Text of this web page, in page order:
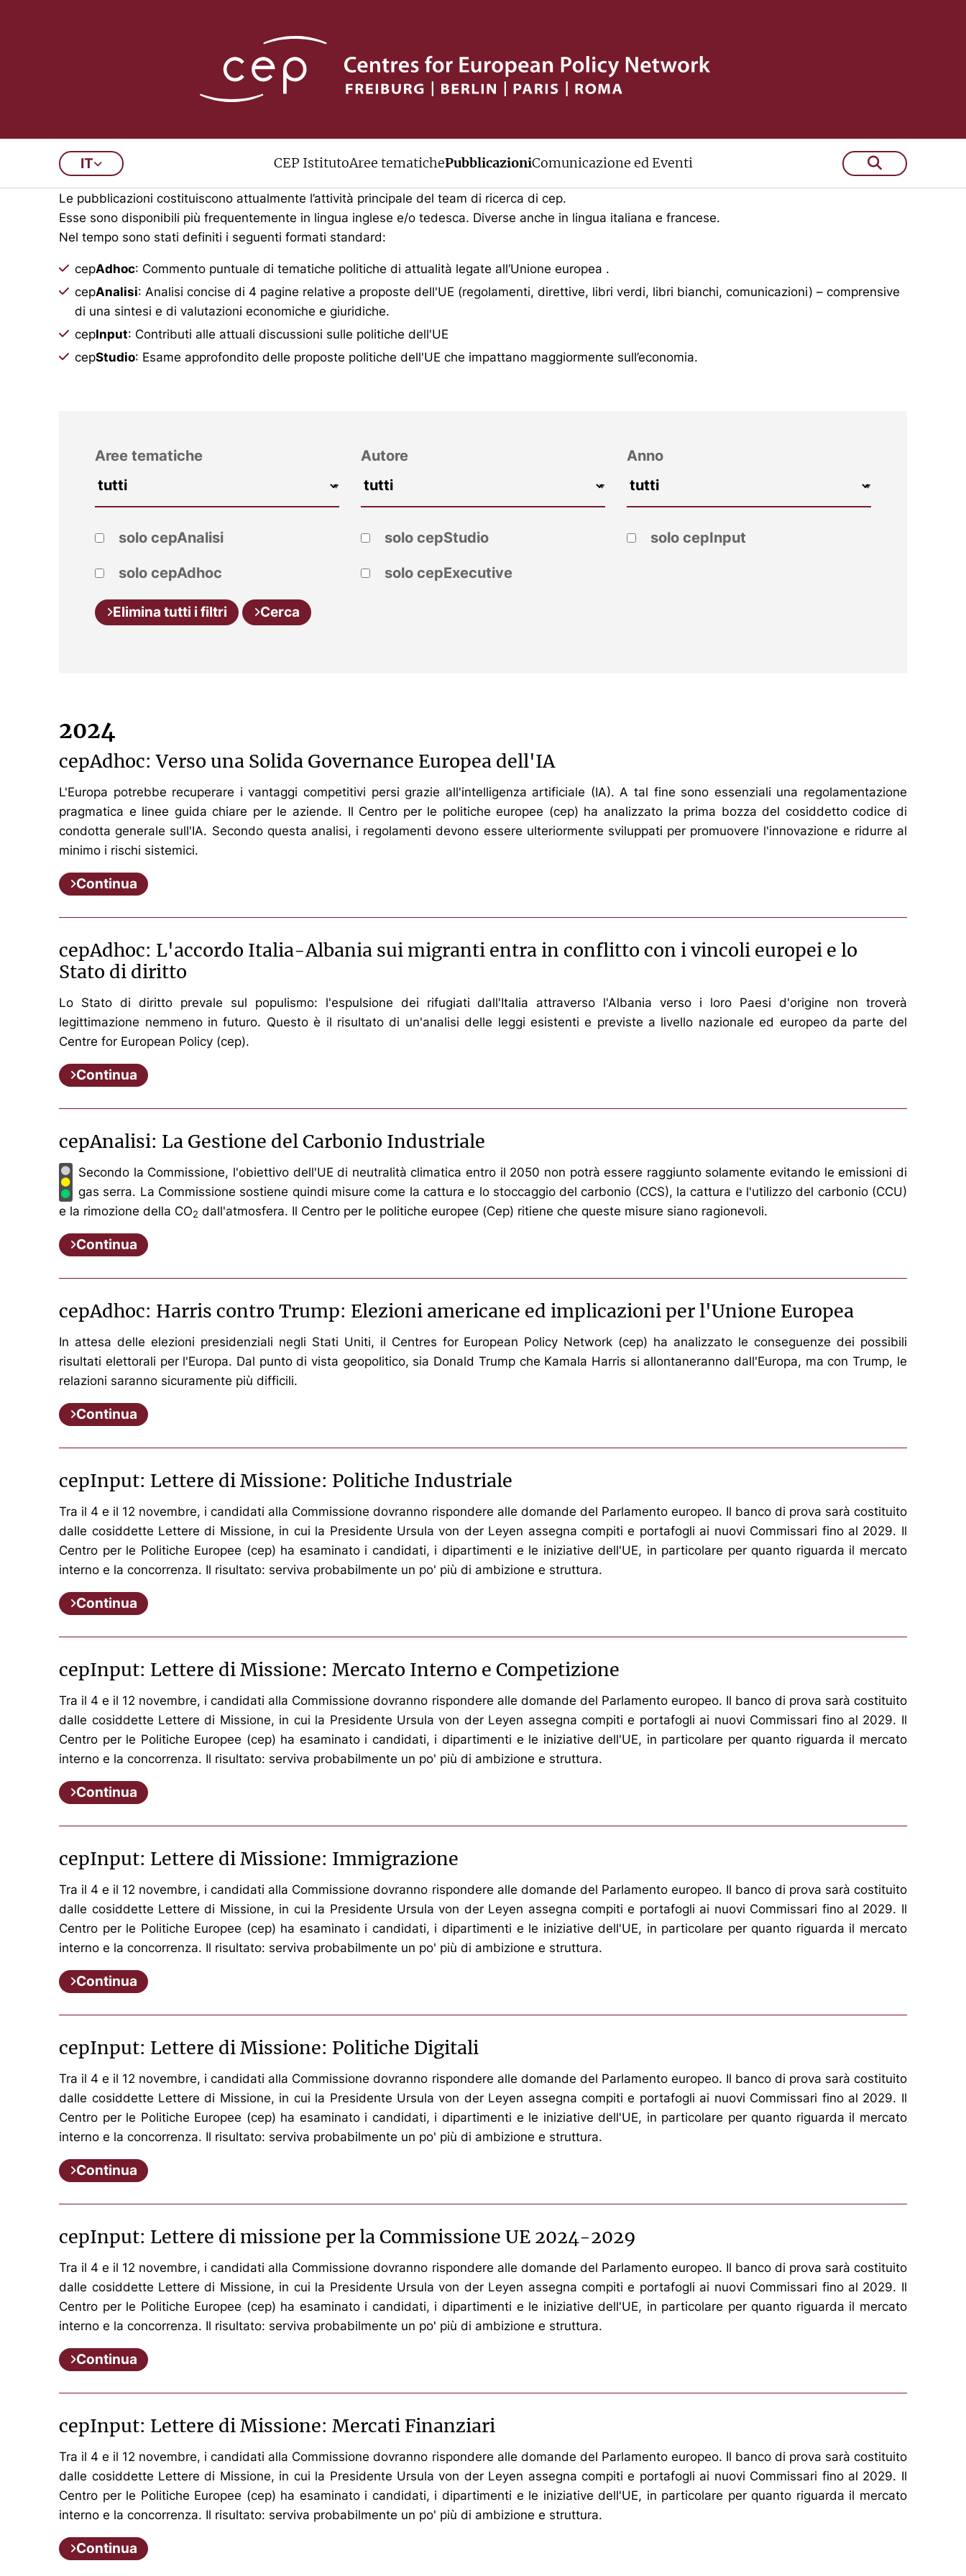
IT CEP IstitutoAree tematichePubblicazioniComunicazione ed Eventi
Archivio delle Pubblicazioni
In questo archivio sono disponibili tutte le pubblicazioni del cep
Le pubblicazioni costituiscono attualmente l’attività principale del team di ricerca di cep.
Esse sono disponibili più frequentemente in lingua inglese e/o tedesca. Diverse anche in lingua italiana e francese.
Nel tempo sono stati definiti i seguenti formati standard:
cepAdhoc: Commento puntuale di tematiche politiche di attualità legate all‘Unione europea .
cepAnalisi: Analisi concise di 4 pagine relative a proposte dell'UE (regolamenti, direttive, libri verdi, libri bianchi, comunicazioni) – comprensive
di una sintesi e di valutazioni economiche e giuridiche.
cepInput: Contributi alle attuali discussioni sulle politiche dell'UE
cepStudio: Esame approfondito delle proposte politiche dell'UE che impattano maggiormente sull’economia.
Aree tematiche Autore Anno
solo cepAnalisi solo cepStudio solo cepInput
solo cepAdhoc solo cepExecutive
Elimina tutti i filtri Cerca
2024
cepAdhoc: Verso una Solida Governance Europea dell'IA
L'Europa potrebbe recuperare i vantaggi competitivi persi grazie all'intelligenza artificiale (IA). A tal fine sono essenziali una regolamentazione
pragmatica e linee guida chiare per le aziende. Il Centro per le politiche europee (cep) ha analizzato la prima bozza del cosiddetto codice di
condotta generale sull'IA. Secondo questa analisi, i regolamenti devono essere ulteriormente sviluppati per promuovere l'innovazione e ridurre al
minimo i rischi sistemici.
Continua
cepAdhoc: L'accordo Italia-Albania sui migranti entra in conflitto con i vincoli europei e lo
Stato di diritto
Lo Stato di diritto prevale sul populismo: l'espulsione dei rifugiati dall'Italia attraverso l'Albania verso i loro Paesi d'origine non troverà
legittimazione nemmeno in futuro. Questo è il risultato di un'analisi delle leggi esistenti e previste a livello nazionale ed europeo da parte del
Centre for European Policy (cep).
Continua
cepAnalisi: La Gestione del Carbonio Industriale
Secondo la Commissione, l'obiettivo dell'UE di neutralità climatica entro il 2050 non potrà essere raggiunto solamente evitando le emissioni di
gas serra. La Commissione sostiene quindi misure come la cattura e lo stoccaggio del carbonio (CCS), la cattura e l'utilizzo del carbonio (CCU)
e la rimozione della CO2 dall'atmosfera. Il Centro per le politiche europee (Cep) ritiene che queste misure siano ragionevoli.
Continua
cepAdhoc: Harris contro Trump: Elezioni americane ed implicazioni per l'Unione Europea
In attesa delle elezioni presidenziali negli Stati Uniti, il Centres for European Policy Network (cep) ha analizzato le conseguenze dei possibili
risultati elettorali per l'Europa. Dal punto di vista geopolitico, sia Donald Trump che Kamala Harris si allontaneranno dall'Europa, ma con Trump, le
relazioni saranno sicuramente più difficili.
Continua
cepInput: Lettere di Missione: Politiche Industriale
Tra il 4 e il 12 novembre, i candidati alla Commissione dovranno rispondere alle domande del Parlamento europeo. Il banco di prova sarà costituito
dalle cosiddette Lettere di Missione, in cui la Presidente Ursula von der Leyen assegna compiti e portafogli ai nuovi Commissari fino al 2029. Il
Centro per le Politiche Europee (cep) ha esaminato i candidati, i dipartimenti e le iniziative dell'UE, in particolare per quanto riguarda il mercato
interno e la concorrenza. Il risultato: serviva probabilmente un po' più di ambizione e struttura.
Continua
cepInput: Lettere di Missione: Mercato Interno e Competizione
Tra il 4 e il 12 novembre, i candidati alla Commissione dovranno rispondere alle domande del Parlamento europeo. Il banco di prova sarà costituito
dalle cosiddette Lettere di Missione, in cui la Presidente Ursula von der Leyen assegna compiti e portafogli ai nuovi Commissari fino al 2029. Il
Centro per le Politiche Europee (cep) ha esaminato i candidati, i dipartimenti e le iniziative dell'UE, in particolare per quanto riguarda il mercato
interno e la concorrenza. Il risultato: serviva probabilmente un po' più di ambizione e struttura.
Continua
cepInput: Lettere di Missione: Immigrazione
Tra il 4 e il 12 novembre, i candidati alla Commissione dovranno rispondere alle domande del Parlamento europeo. Il banco di prova sarà costituito
dalle cosiddette Lettere di Missione, in cui la Presidente Ursula von der Leyen assegna compiti e portafogli ai nuovi Commissari fino al 2029. Il
Centro per le Politiche Europee (cep) ha esaminato i candidati, i dipartimenti e le iniziative dell'UE, in particolare per quanto riguarda il mercato
interno e la concorrenza. Il risultato: serviva probabilmente un po' più di ambizione e struttura.
Continua
cepInput: Lettere di Missione: Politiche Digitali
Tra il 4 e il 12 novembre, i candidati alla Commissione dovranno rispondere alle domande del Parlamento europeo. Il banco di prova sarà costituito
dalle cosiddette Lettere di Missione, in cui la Presidente Ursula von der Leyen assegna compiti e portafogli ai nuovi Commissari fino al 2029. Il
Centro per le Politiche Europee (cep) ha esaminato i candidati, i dipartimenti e le iniziative dell'UE, in particolare per quanto riguarda il mercato
interno e la concorrenza. Il risultato: serviva probabilmente un po' più di ambizione e struttura.
Continua
cepInput: Lettere di missione per la Commissione UE 2024-2029
Tra il 4 e il 12 novembre, i candidati alla Commissione dovranno rispondere alle domande del Parlamento europeo. Il banco di prova sarà costituito
dalle cosiddette Lettere di Missione, in cui la Presidente Ursula von der Leyen assegna compiti e portafogli ai nuovi Commissari fino al 2029. Il
Centro per le Politiche Europee (cep) ha esaminato i candidati, i dipartimenti e le iniziative dell'UE, in particolare per quanto riguarda il mercato
interno e la concorrenza. Il risultato: serviva probabilmente un po' più di ambizione e struttura.
Continua
cepInput: Lettere di Missione: Mercati Finanziari
Tra il 4 e il 12 novembre, i candidati alla Commissione dovranno rispondere alle domande del Parlamento europeo. Il banco di prova sarà costituito
dalle cosiddette Lettere di Missione, in cui la Presidente Ursula von der Leyen assegna compiti e portafogli ai nuovi Commissari fino al 2029. Il
Centro per le Politiche Europee (cep) ha esaminato i candidati, i dipartimenti e le iniziative dell'UE, in particolare per quanto riguarda il mercato
interno e la concorrenza. Il risultato: serviva probabilmente un po' più di ambizione e struttura.
Continua